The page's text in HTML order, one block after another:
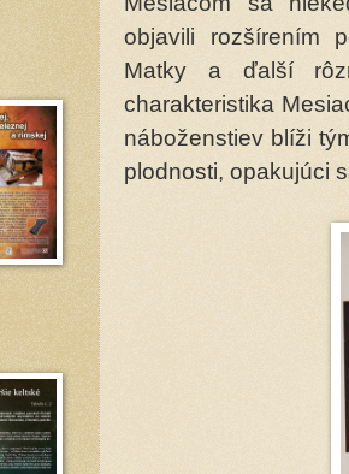
objavili rozšírením
Matky a ďalší
charakteristika
náboženstiev blíži
plodnosti, opakujúci